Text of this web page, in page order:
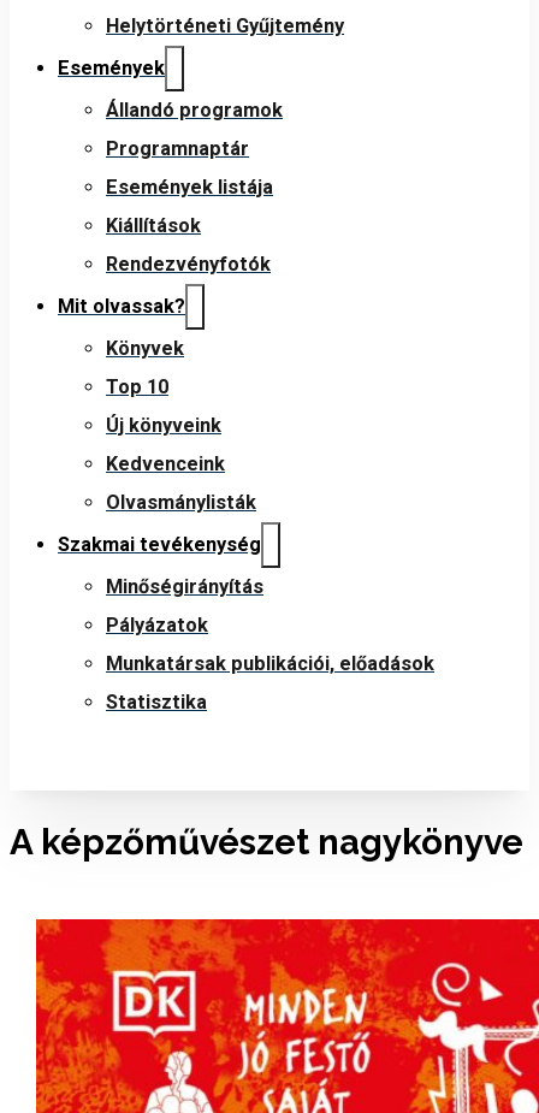
Helytörténeti Gyűjtemény
Események
Állandó programok
Programnaptár
Események listája
Kiállítások
Rendezvényfotók
Mit olvassak?
Könyvek
Top 10
Új könyveink
Kedvenceink
Olvasmánylisták
Szakmai tevékenység
Minőségirányítás
Pályázatok
Munkatársak publikációi, előadások
Statisztika
A képzőművészet nagykönyve